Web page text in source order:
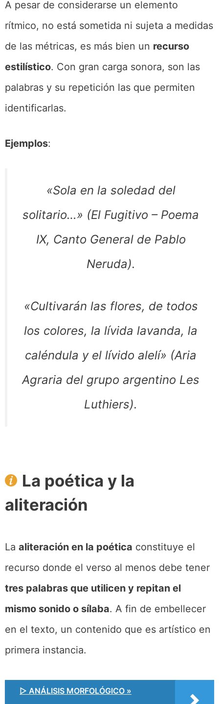
A pesar de considerarse un elemento
rítmico, no está sometida ni sujeta a medidas
de las métricas, es más bien un recurso
estilístico. Con gran carga sonora, son las
palabras y su repetición las que permiten
identificarlas.
Ejemplos:
«Sola en la soledad del
solitario…» (El Fugitivo – Poema
IX, Canto General de Pablo
Neruda).
«Cultivarán las flores, de todos
los colores, la lívida lavanda, la
caléndula y el lívido alelí» (Aria
Agraria del grupo argentino Les
Luthiers).
La poética y la
aliteración
La aliteración en la poética constituye el
recurso donde el verso al menos debe tener
tres palabras que utilicen y repitan el
mismo sonido o sílaba. A fin de embellecer
en el texto, un contenido que es artístico en
primera instancia.
▷ ANÁLISIS MORFOLÓGICO »